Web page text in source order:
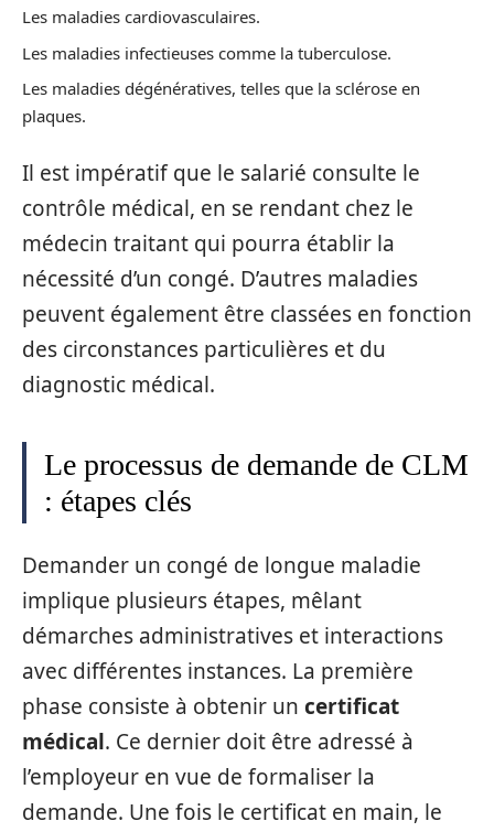
Les maladies cardiovasculaires.
Les maladies infectieuses comme la tuberculose.
Les maladies dégénératives, telles que la sclérose en
plaques.
Il est impératif que le salarié consulte le
contrôle médical, en se rendant chez le
médecin traitant qui pourra établir la
nécessité d’un congé. D’autres maladies
peuvent également être classées en fonction
des circonstances particulières et du
diagnostic médical.
Le processus de demande de CLM
: étapes clés
Demander un congé de longue maladie
implique plusieurs étapes, mêlant
démarches administratives et interactions
avec différentes instances. La première
phase consiste à obtenir un certificat
médical. Ce dernier doit être adressé à
l’employeur en vue de formaliser la
demande. Une fois le certificat en main, le